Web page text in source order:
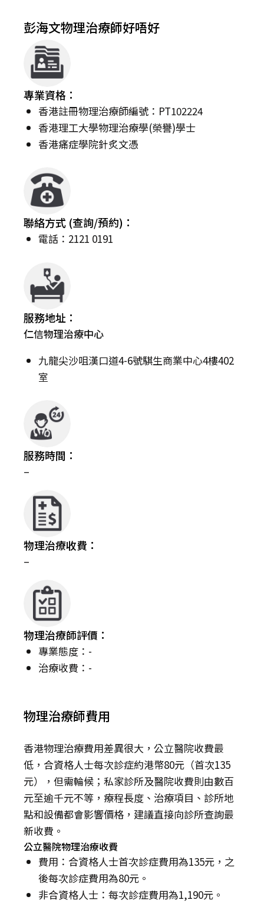
彭海文物理治療師好唔好
專業資格：
香港註冊物理治療師編號：PT102224
香港理工大學物理治療學(榮譽)學士
香港痛症學院針炙文憑
聯絡方式 (查詢/預約)：
電話：2121 0191
服務地址：
仁信物理治療中心
九龍尖沙咀漢口道4-6號騏生商業中心4樓402
室
服務時間：
–
物理治療收費：
–
物理治療師評價：
專業態度：-
治療收費：-
物理治療師費用
香港物理治療費用差異很大，公立醫院收費最
低，合資格人士每次診症約港幣80元（首次135
元），但需輪候；私家診所及醫院收費則由數百
元至逾千元不等，療程長度、治療項目、診所地
點和設備都會影響價格，建議直接向診所查詢最
新收費。
公立醫院物理治療收費
費用：合資格人士首次診症費用為135元，之
後每次診症費用為80元。
非合資格人士：每次診症費用為1,190元。